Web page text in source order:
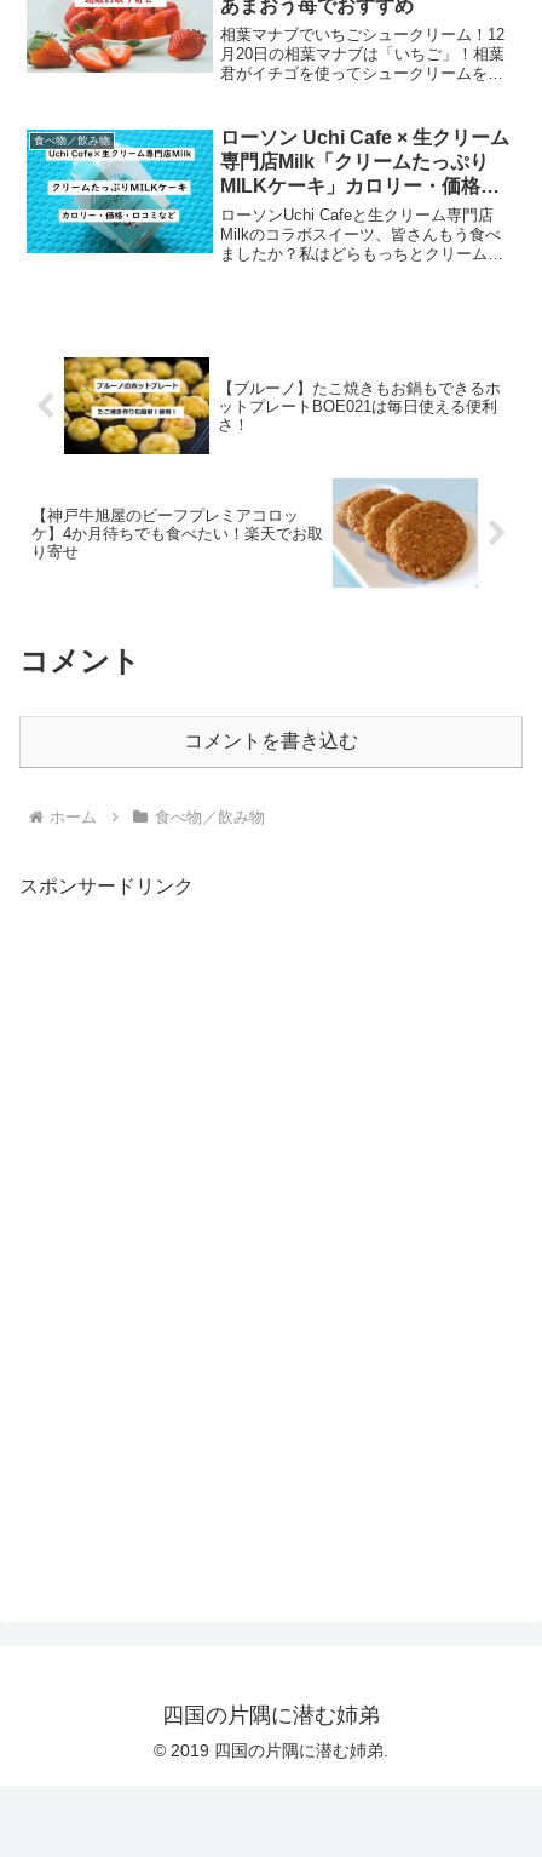
あまおう苺でおすすめ
相葉マナブでいちごシュークリーム！12
月20日の相葉マナブは「いちご」！相葉
君がイチゴを使ってシュークリームを作
美味しそうですよね。でも、自分で作る
時間がない～！という...
食べ物／飲み物
ローソン Uchi Cafe × 生クリーム
専門店Milk「クリームたっぷり
MILKケーキ」カロリー・価格・
口コミ
ローソンUchi Cafeと生クリーム専門店
Milkのコラボスイーツ、皆さんもう食べ
ましたか？私はどらもっちとクリームた
【ブルーノ】たこ焼きもお鍋もできるホ
ットプレートBOE021は毎日使える便利
さ！
【神戸牛旭屋のビーフプレミアコロッ
ケ】4か月待ちでも食べたい！楽天でお取
り寄せ
コメント
コメントを書き込む
ホーム 食べ物／飲み物
スポンサードリンク
四国の片隅に潜む姉弟
© 2019 四国の片隅に潜む姉弟.